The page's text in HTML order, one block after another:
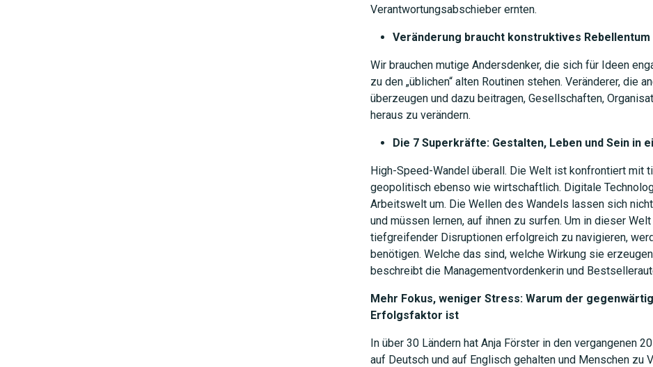
Verantwortungsabschieber ernten.
Veränderung braucht konstruktives Rebellentum
Wir brauchen mutige Andersdenker, die sich für Ideen
zu den „üblichen“ alten Routinen stehen. Veränderer, die
überzeugen und dazu beitragen, Gesellschaften,
heraus zu verändern.
Die 7 Superkräfte: Gestalten, Leben und Sein in
High-Speed-Wandel überall. Die Welt ist konfrontiert mit
geopolitisch ebenso wie wirtschaftlich. Digitale
Arbeitswelt um. Die Wellen des Wandels lassen sich
und müssen lernen, auf ihnen zu surfen. Um in dieser
tiefgreifender Disruptionen erfolgreich zu navigieren,
benötigen. Welche das sind, welche Wirkung sie
beschreibt die Managementvordenkerin und
Mehr Fokus, weniger Stress: Warum der
Erfolgsfaktor ist
In über 30 Ländern hat Anja Förster in den vergangenen
auf Deutsch und auf Englisch gehalten und Menschen zu